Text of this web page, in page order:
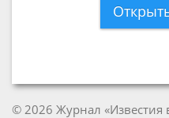
© 2026 Журнал «Известия